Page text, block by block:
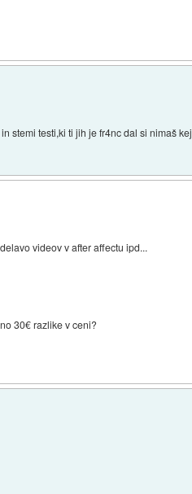
stemi testi,ki ti jih je fr4nc dal si nimaš kej
videov v after affectu ipd...
30€ razlike v ceni?